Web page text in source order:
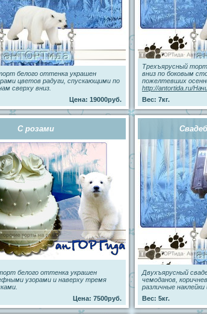
белого оттенка украшен
цветов радуги, спускающими по
сверху вниз.
Цена: 19000руб.
Трехъярусный
вниз по боковым
пожелтевших
http://antortida.ru/
Вес: 7кг.
С розами
белого оттенка украшен
узорами и наверху тремя
Цена: 7500руб.
Двухъярусный
чемоданов,
различные
Вес: 5кг.